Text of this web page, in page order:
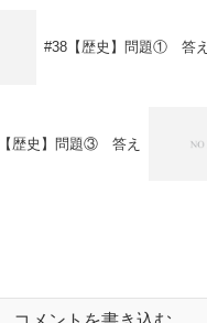
#38【歴史】問題① 答え
歴史】問題③ 答え